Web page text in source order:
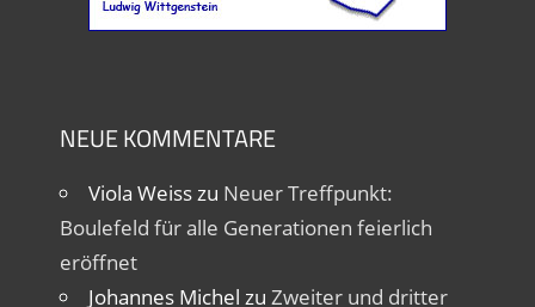
NEUE KOMMENTARE
Viola Weisszu Neuer Treffpunkt:
Boulefeld für alle Generationen feierlich
eröffnet
Johannes Michel zu Zweiter und dritter